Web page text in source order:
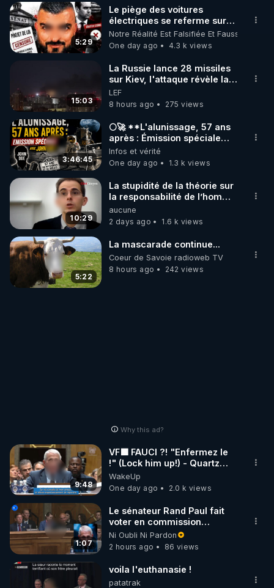
▶ 30 jours gratuit sur l’application de méditation et
de bien-être ENVOL :
Rendez-vous sur https://www.envol.app/code
le code : REGENERE
5:29
Le piège des voitures
électriques se referme sur
les usagers !
Notre Réalité Est Falsifiée Et Fausse
One day ago
4.3 k views
15:03
La Russie lance 28 missiles
sur Kiev, l'attaque révèle la
faiblesse de Kiev
LEF
8 hours ago
275 views
3:46:45
🌕🚀 **L'alunissage, 57 ans
après : Émission spéciale
avec John Doe !** 👨 🚀✨
Infos et vérité
One day ago
1.3 k views
10:29
La stupidité de la théorie sur
la responsabilité de l’homme
concernant le dioxyde de
carbone.
aucune
2 days ago
1.6 k views
5:22
La mascarade continue...
Coeur de Savoie radioweb TV
8 hours ago
242 views
Why this ad?
9:48
VF🟩 FAUCI ?! "Enfermez le
!" (Lock him up!) - Quartz
Traduction
WakeUp
One day ago
2.0 k views
1:07
Le sénateur Rand Paul fait
voter en commission
l'outrage au Congrès contre
Anthony Fauci
Ni Oubli Ni Pardon
2 hours ago
86 views
voila l'euthanasie !
patatrak